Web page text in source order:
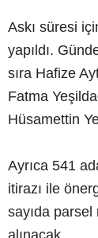
Askı süresi
yapıldı.
sıra Hafize
Fatma
Hüsamettin
Ayrıca 541
itirazı ile
sayıda
alınacak.